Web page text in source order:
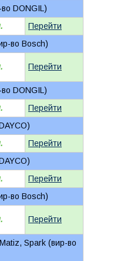
во DONGIL)
Перейти
во Bosch)
Перейти
во DONGIL)
Перейти
Перейти
Перейти
во Bosch)
Перейти
Spark (вир-во